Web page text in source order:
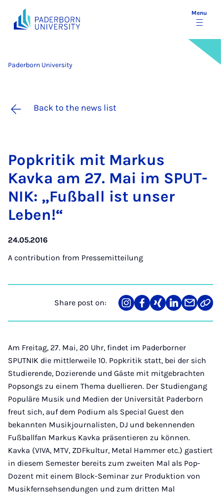
Menu
Paderborn University
Back to the news list
Pop­kritik mit Markus
Kavka am 27. Mai im SPUT­
NIK: „Fußball ist un­ser
Leben!“
24.05.2016
A contribution from Pressemitteilung
Share post on:
Share
on
Teilen
auf
Teilen
auf
Teilen
auf
Teilen
über
Link
Am Freitag, 27. Mai, 20 Uhr, findet im Paderborner
SPUTNIK die mittlerweile 10. Popkritik statt, bei der sich
Studierende, Dozierende und Gäste mit mitgebrachten
Popsongs zu einem Thema duellieren. Der Studiengang
Populäre Musik und Medien der Universität Paderborn
freut sich, auf dem Podium als Special Guest den
bekannten Musikjournalisten, DJ und bekennenden
Fußballfan Markus Kavka präsentieren zu können.
Kavka (VIVA, MTV, ZDFkultur, Metal Hammer etc.) gastiert
in diesem Semester bereits zum zweiten Mal als Pop-
Dozent mit einem Block-Seminar zur Produktion von
Musikfernsehsendungen und zum dritten Mal